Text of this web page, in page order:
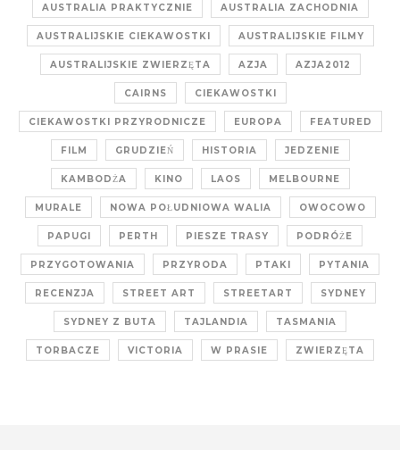
AUSTRALIA PRAKTYCZNIE AUSTRALIA ZACHODNIA
AUSTRALIJSKIE CIEKAWOSTKI AUSTRALIJSKIE FILMY
AUSTRALIJSKIE ZWIERZĘTA AZJA AZJA2012
CAIRNS CIEKAWOSTKI
CIEKAWOSTKI PRZYRODNICZE EUROPA FEATURED
FILM GRUDZIEŃ HISTORIA JEDZENIE
KAMBODŻA KINO LAOS MELBOURNE
MURALE NOWA POŁUDNIOWA WALIA OWOCOWO
PAPUGI PERTH PIESZE TRASY PODRÓŻE
PRZYGOTOWANIA PRZYRODA PTAKI PYTANIA
RECENZJA STREET ART STREETART SYDNEY
SYDNEY Z BUTA TAJLANDIA TASMANIA
TORBACZE VICTORIA W PRASIE ZWIERZĘTA